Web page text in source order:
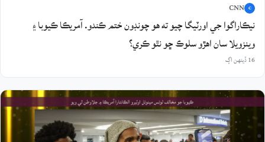
C
CNN
نيڪاراگوا جي اورٽيگا چيو ته هو چونڊون ختم ڪندو. آمريڪا ڪيوبا ۽
وينزويلا سان اهڙو سلوڪ ڇو نٿو ڪري؟
16 ڏينهن اڳ